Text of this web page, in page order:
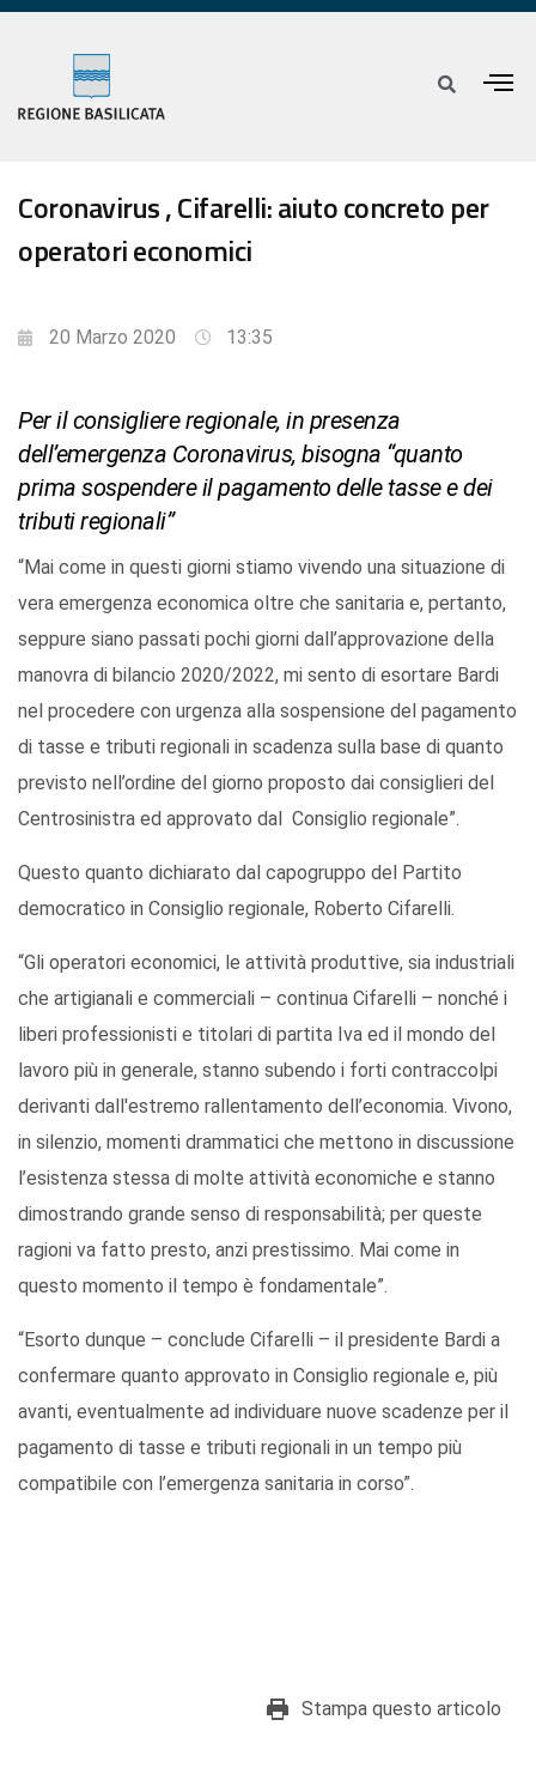
Coronavirus , Cifarelli: aiuto concreto per
operatori economici
20 Marzo 2020 13:35
Per il consigliere regionale, in presenza
dell’emergenza Coronavirus, bisogna “quanto
prima sospendere il pagamento delle tasse e dei
tributi regionali”
“Mai come in questi giorni stiamo vivendo una situazione di
vera emergenza economica oltre che sanitaria e, pertanto,
seppure siano passati pochi giorni dall’approvazione della
manovra di bilancio 2020/2022, mi sento di esortare Bardi
nel procedere con urgenza alla sospensione del pagamento
di tasse e tributi regionali in scadenza sulla base di quanto
previsto nell’ordine del giorno proposto dai consiglieri del
Centrosinistra ed approvato dal Consiglio regionale”.
Questo quanto dichiarato dal capogruppo del Partito
democratico in Consiglio regionale, Roberto Cifarelli.
“Gli operatori economici, le attività produttive, sia industriali
che artigianali e commerciali – continua Cifarelli – nonché i
liberi professionisti e titolari di partita Iva ed il mondo del
lavoro più in generale, stanno subendo i forti contraccolpi
derivanti dall'estremo rallentamento dell’economia. Vivono,
in silenzio, momenti drammatici che mettono in discussione
l’esistenza stessa di molte attività economiche e stanno
dimostrando grande senso di responsabilità; per queste
ragioni va fatto presto, anzi prestissimo. Mai come in
questo momento il tempo è fondamentale”.
“Esorto dunque – conclude Cifarelli – il presidente Bardi a
confermare quanto approvato in Consiglio regionale e, più
avanti, eventualmente ad individuare nuove scadenze per il
pagamento di tasse e tributi regionali in un tempo più
compatibile con l’emergenza sanitaria in corso”.
Stampa questo articolo